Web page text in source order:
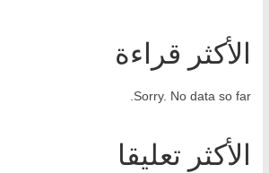
الأكثر قراءة
Sorry. No data so far.
الأكثر تعليقا